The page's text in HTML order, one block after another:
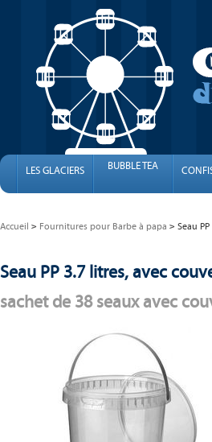
LES GLACIERS BUBBLE TEA
Accueil Fournitures pour Barbe à papa Seau
Seau PP 3.7 litres, avec
sachet de 38 seaux avec